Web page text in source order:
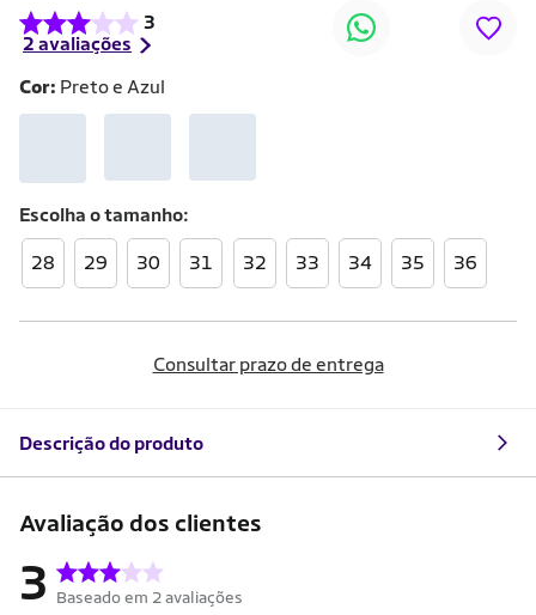
3
2 avaliações
Cor: Preto e Azul
Escolha otamanho
28 29 30 31 32 33 34 35 36
Consultar prazo de entrega
Descrição do produto
Avaliação dos clientes
3 Baseado em 2 avaliações